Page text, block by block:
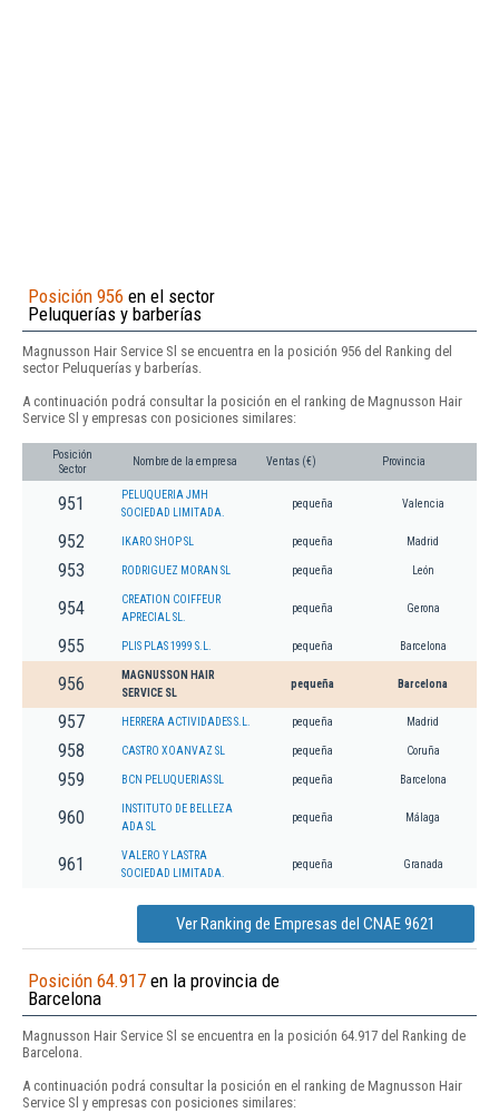
Posición 956 en el sector
Peluquerías y barberías
Magnusson Hair Service Sl se encuentra en la posición 956 del Ranking del
sector Peluquerías y barberías.
A continuación podrá consultar la posición en el ranking de Magnusson Hair
Service Sl y empresas con posiciones similares:
Posición
Sector
Nombre de la empresa Ventas (€) Provincia
951
PELUQUERIA JMH
SOCIEDAD LIMITADA.
pequeña Valencia
952 IKARO SHOP SL pequeña Madrid
953 RODRIGUEZ MORAN SL pequeña León
954
CREATION COIFFEUR
APRECIAL SL.
pequeña Gerona
955 PLIS PLAS 1999 S.L. pequeña Barcelona
956
MAGNUSSON HAIR
SERVICE SL
pequeña Barcelona
957 HERRERA ACTIVIDADES S.L. pequeña Madrid
958 CASTRO XOANVAZ SL pequeña Coruña
959 BCN PELUQUERIAS SL pequeña Barcelona
960
INSTITUTO DE BELLEZA
ADA SL
pequeña Málaga
961
VALERO Y LASTRA
SOCIEDAD LIMITADA.
pequeña Granada
Ver Ranking de Empresas del CNAE 9621
Posición 64.917 en la provincia de
Barcelona
Magnusson Hair Service Sl se encuentra en la posición 64.917 del Ranking de
Barcelona.
A continuación podrá consultar la posición en el ranking de Magnusson Hair
Service Sl y empresas con posiciones similares: